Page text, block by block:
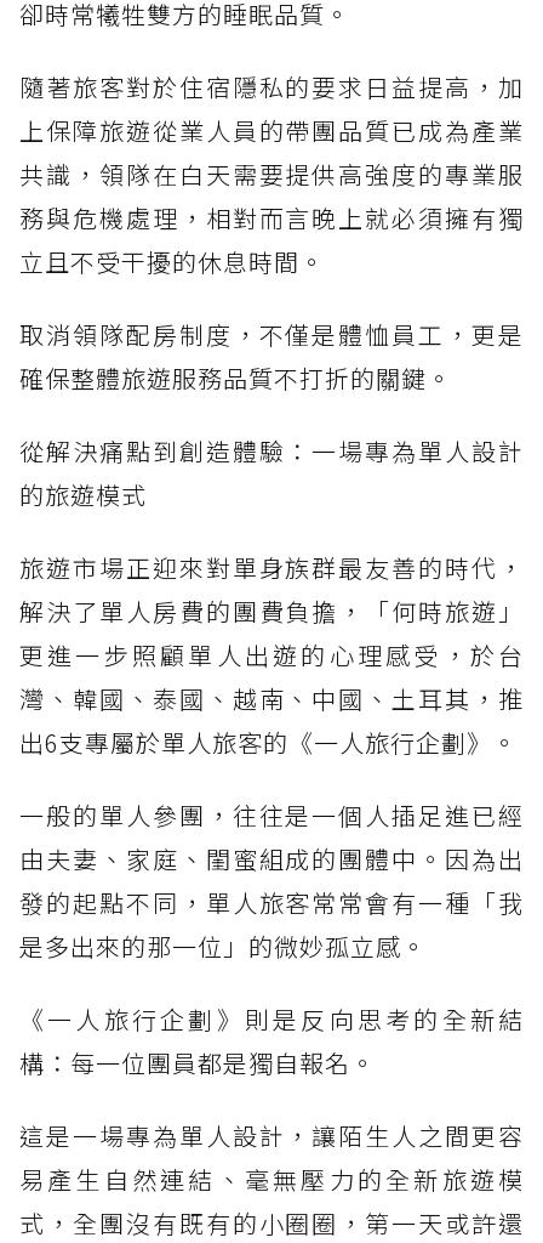
卻時常犧牲雙方的睡眠品質。
隨著旅客對於住宿隱私的要求日益提高，加
上保障旅遊從業人員的帶團品質已成為產業
共識，領隊在白天需要提供高強度的專業服
務與危機處理，相對而言晚上就必須擁有獨
立且不受干擾的休息時間。
取消領隊配房制度，不僅是體恤員工，更是
確保整體旅遊服務品質不打折的關鍵。
從解決痛點到創造體驗：一場專為單人設計
的旅遊模式
旅遊市場正迎來對單身族群最友善的時代，
解決了單人房費的團費負擔，「何時旅遊」
更進一步照顧單人出遊的心理感受，於台
灣、韓國、泰國、越南、中國、土耳其，推
出6支專屬於單人旅客的《一人旅行企劃》。
一般的單人參團，往往是一個人插足進已經
由夫妻、家庭、閨蜜組成的團體中。因為出
發的起點不同，單人旅客常常會有一種「我
是多出來的那一位」的微妙孤立感。
《一人旅行企劃》則是反向思考的全新結
構：每一位團員都是獨自報名。
這是一場專為單人設計，讓陌生人之間更容
易產生自然連結、毫無壓力的全新旅遊模
式，全團沒有既有的小圈圈，第一天或許還